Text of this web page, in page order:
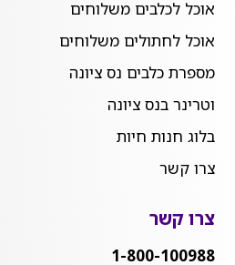
אוכל לכלבים משלוחים
אוכל לחתולים משלוחים
מספרת כלבים נס ציונה
וטרינר בנס ציונה
בלוג חנות חיות
צרו קשר
צרו קשר
1-800-100988